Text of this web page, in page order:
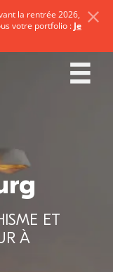
ET
À
la rentrée 2026,
votre portfolio : Je